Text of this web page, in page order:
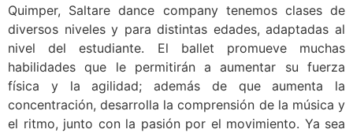
Quimper, Saltare dance company tenemos clases de
diversos niveles y para distintas edades, adaptadas al
nivel del estudiante. El ballet promueve muchas
habilidades que le permitirán a aumentar su fuerza
física y la agilidad; además de que aumenta la
concentración, desarrolla la comprensión de la música y
el ritmo, junto con la pasión por el movimiento. Ya sea